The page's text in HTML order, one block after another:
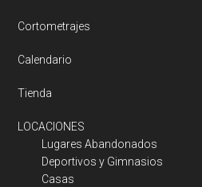
Cortometrajes
Calendario
Tienda
LOCACIONES
Lugares Abandonados
Deportivos y Gimnasios
Casas